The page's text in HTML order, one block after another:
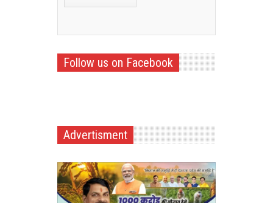
Follow us on Facebook
Advertisment